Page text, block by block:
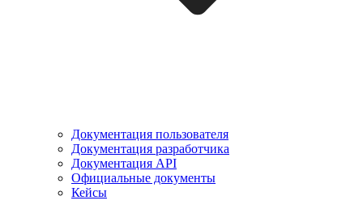
Документация пользователя
Документация разработчика
Документация API
Официальные документы
Кейсы